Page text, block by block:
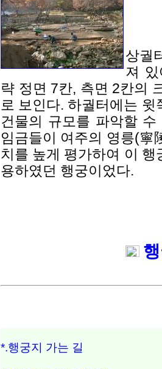
상궐
져
략 정면 7칸, 측면 2칸의
로 보인다. 하궐터에는
건물의 규모를 파악할
임금들이 여주의 영릉(寧
치를 높게 평가하여 이
용하였던 행궁이었다.
*.행궁지 가는 길